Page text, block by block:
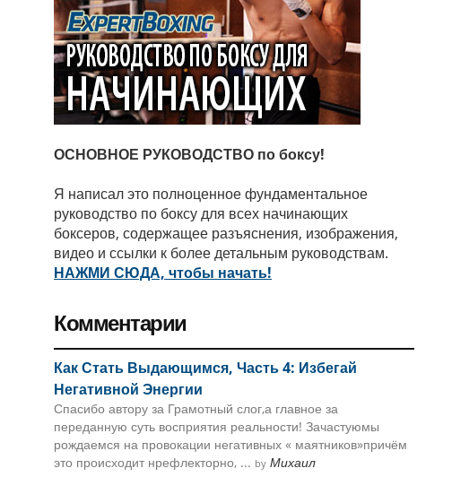
ОСНОВНОЕ РУКОВОДСТВО по боксу!
Я написал это полноценное фундаментальное
руководство по боксу для всех начинающих
боксеров, содержащее разъяснения, изображения,
видео и ссылки к более детальным руководствам.
НАЖМИ СЮДА, чтобы начать!
Комментарии
Как Стать Выдающимся, Часть 4: Избегай
Негативной Энергии
Спасибо автору за Грамотный слог,а главное за
переданную суть восприятия реальности! Зачастуюмы
рождаемся на провокации негативных « маятников»причём
это происходит нрефлекторно, ... by Михаил